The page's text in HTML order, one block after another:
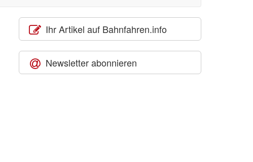
Ihr Artikel auf Bahnfahren.info
Newsletter abonnieren